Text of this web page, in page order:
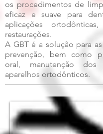
os procedimentos de
eficaz e suave para
aplicações
restaurações.
A GBT é a solução para
prevenção, bem como
oral, manutenção
aparelhos ortodônticos.